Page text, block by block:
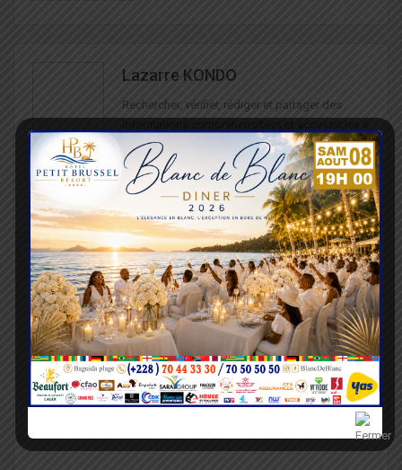
Lazarre KONDO
Rechercher, vérifier, rédiger et partager des
tous, telle est ma mission. Récemment, je suis
engagé dans la sensibilisation à la sécurité
routière. Je suis passionné du sport et de la
ARTICLE PRÉCÉDENT
Trois suspects arrêtés,
une série de braquages
à leur actif
PROCHAIN ARTICLE
Journée internationale
de la jeune fille 2023 :
Réaliser le potentiel des
filles pour un avenir
équitable
Tout Le Texte